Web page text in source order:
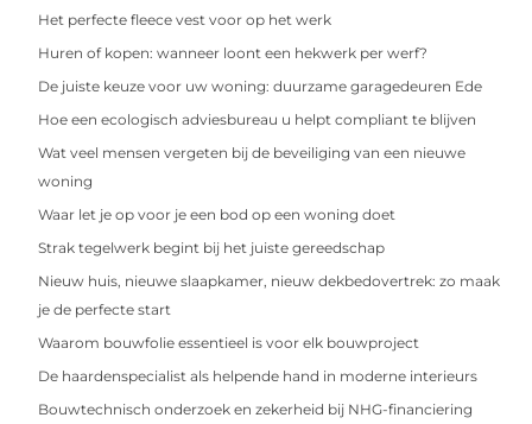
Het perfecte fleece vest voor op het werk
Huren of kopen: wanneer loont een hekwerk per werf?
De juiste keuze voor uw woning: duurzame garagedeuren Ede
Hoe een ecologisch adviesbureau u helpt compliant te blijven
Wat veel mensen vergeten bij de beveiliging van een nieuwe
woning
Waar let je op voor je een bod op een woning doet
Strak tegelwerk begint bij het juiste gereedschap
Nieuw huis, nieuwe slaapkamer, nieuw dekbedovertrek: zo maak
je de perfecte start
Waarom bouwfolie essentieel is voor elk bouwproject
De haardenspecialist als helpende hand in moderne interieurs
Bouwtechnisch onderzoek en zekerheid bij NHG-financiering